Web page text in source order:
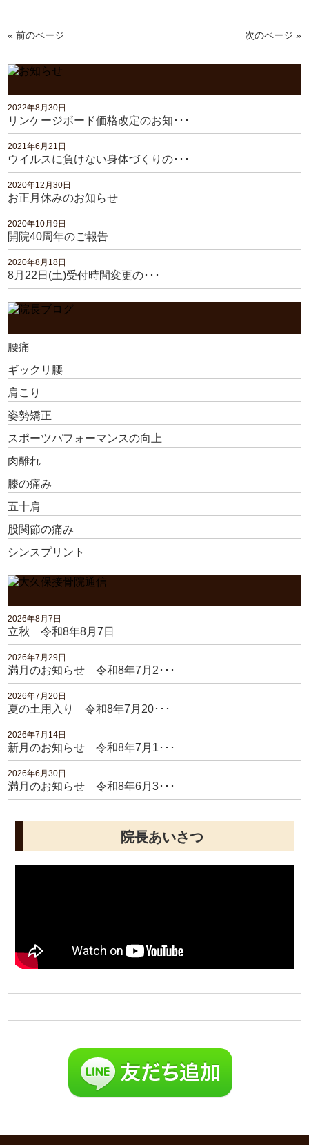
« 前のページ 次のページ »
2022年8月30日
リンケージボード価格改定のお知･･･
2021年6月21日
ウイルスに負けない身体づくりの･･･
2020年12月30日
お正月休みのお知らせ
2020年10月9日
開院40周年のご報告
2020年8月18日
8月22日(土)受付時間変更の･･･
腰痛
ギックリ腰
肩こり
姿勢矯正
スポーツパフォーマンスの向上
肉離れ
膝の痛み
五十肩
股関節の痛み
シンスプリント
2026年8月7日
立秋 令和8年8月7日
2026年7月29日
満月のお知らせ 令和8年7月2･･･
2026年7月20日
夏の土用入り 令和8年7月20･･･
2026年7月14日
新月のお知らせ 令和8年7月1･･･
2026年6月30日
満月のお知らせ 令和8年6月3･･･
院長あいさつ